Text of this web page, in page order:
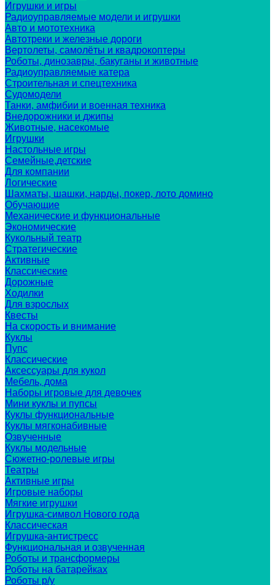
Игрушки и игры
Радиоуправляемые модели и игрушки
Авто и мототехника
Автотреки и железные дороги
Вертолеты, самолёты и квадрокоптеры
Роботы, динозавры, бакуганы и животные
Радиоуправляемые катера
Строительная и спецтехника
Судомодели
Танки, амфибии и военная техника
Внедорожники и джипы
Животные, насекомые
Игрушки
Настольные игры
Семейные,детские
Для компании
Логические
Шахматы, шашки, нарды, покер, лото домино
Обучающие
Механические и функциональные
Экономические
Кукольный театр
Стратегические
Активные
Классические
Дорожные
Ходилки
Для взрослых
Квесты
На скорость и внимание
Куклы
Пупс
Классические
Аксессуары для кукол
Мебель, дома
Наборы игровые для девочек
Мини куклы и пупсы
Куклы функциональные
Куклы мягконабивные
Озвученные
Куклы модельные
Сюжетно-ролевые игры
Театры
Активные игры
Игровые наборы
Мягкие игрушки
Игрушка-символ Нового года
Классическая
Игрушка-антистресс
Функциональная и озвученная
Роботы и трансформеры
Роботы на батарейках
Роботы р/у